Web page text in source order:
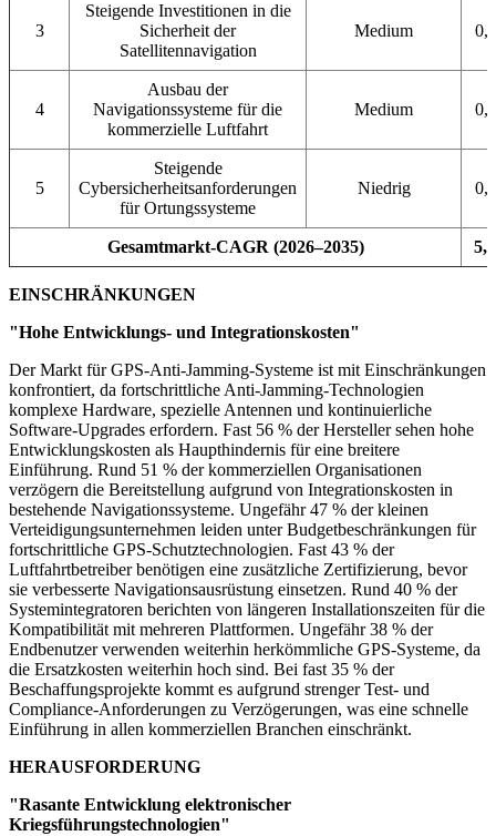
3
Steigende Investitionen in die
Sicherheit der
Satellitennavigation
Medium
4
Ausbau der
Navigationssysteme für die
kommerzielle Luftfahrt
Medium
5
Steigende
Cybersicherheitsanforderungen
für Ortungssysteme
Niedrig
Gesamtmarkt-CAGR (2026–2035)
EINSCHRÄNKUNGEN
"Hohe Entwicklungs- und Integrationskosten"
Der Markt für GPS-Anti-Jamming-Systeme ist mit Einschränkungen
konfrontiert, da fortschrittliche Anti-Jamming-Technologien
komplexe Hardware, spezielle Antennen und kontinuierliche
Software-Upgrades erfordern. Fast 56 % der Hersteller sehen hohe
Entwicklungskosten als Haupthindernis für eine breitere
Einführung. Rund 51 % der kommerziellen Organisationen
verzögern die Bereitstellung aufgrund von Integrationskosten in
bestehende Navigationssysteme. Ungefähr 47 % der kleinen
Verteidigungsunternehmen leiden unter Budgetbeschränkungen für
fortschrittliche GPS-Schutztechnologien. Fast 43 % der
Luftfahrtbetreiber benötigen eine zusätzliche Zertifizierung, bevor
sie verbesserte Navigationsausrüstung einsetzen. Rund 40 % der
Systemintegratoren berichten von längeren Installationszeiten für die
Kompatibilität mit mehreren Plattformen. Ungefähr 38 % der
Endbenutzer verwenden weiterhin herkömmliche GPS-Systeme, da
die Ersatzkosten weiterhin hoch sind. Bei fast 35 % der
Beschaffungsprojekte kommt es aufgrund strenger Test- und
Compliance-Anforderungen zu Verzögerungen, was eine schnelle
Einführung in allen kommerziellen Branchen einschränkt.
HERAUSFORDERUNG
"Rasante Entwicklung elektronischer
Kriegsführungstechnologien"